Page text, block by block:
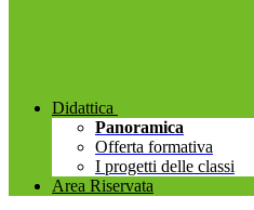
Didattica
Panoramica
Offerta formativa
I progetti delle classi
Area Riservata